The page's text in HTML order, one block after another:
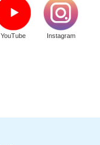
YouTube Instagram